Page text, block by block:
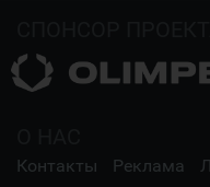
Контакты Реклама